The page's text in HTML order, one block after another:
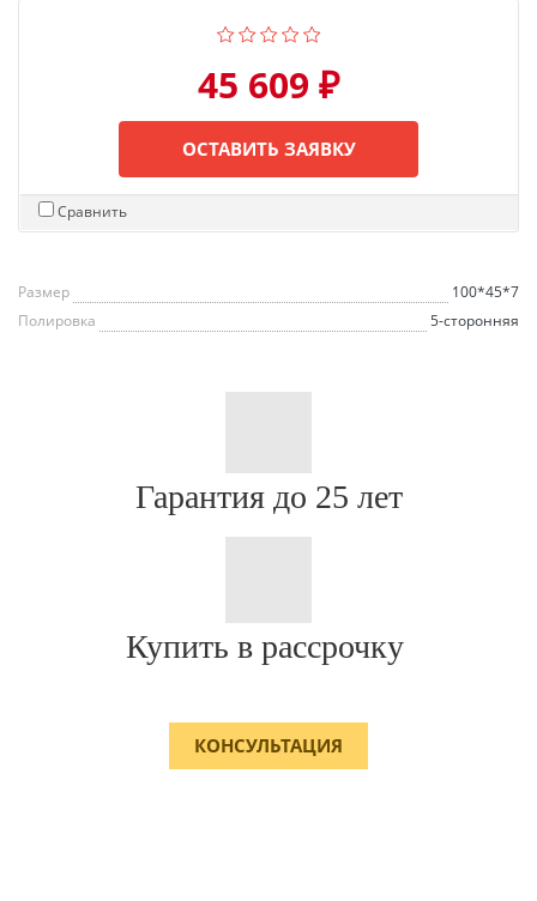
45 609 ₽
ОСТАВИТЬ ЗАЯВКУ
Сравнить
Размер
100*45*7
Полировка
5-сторонняя
Гарантия до 25 лет
Купить в рассрочку
КОНСУЛЬТАЦИЯ